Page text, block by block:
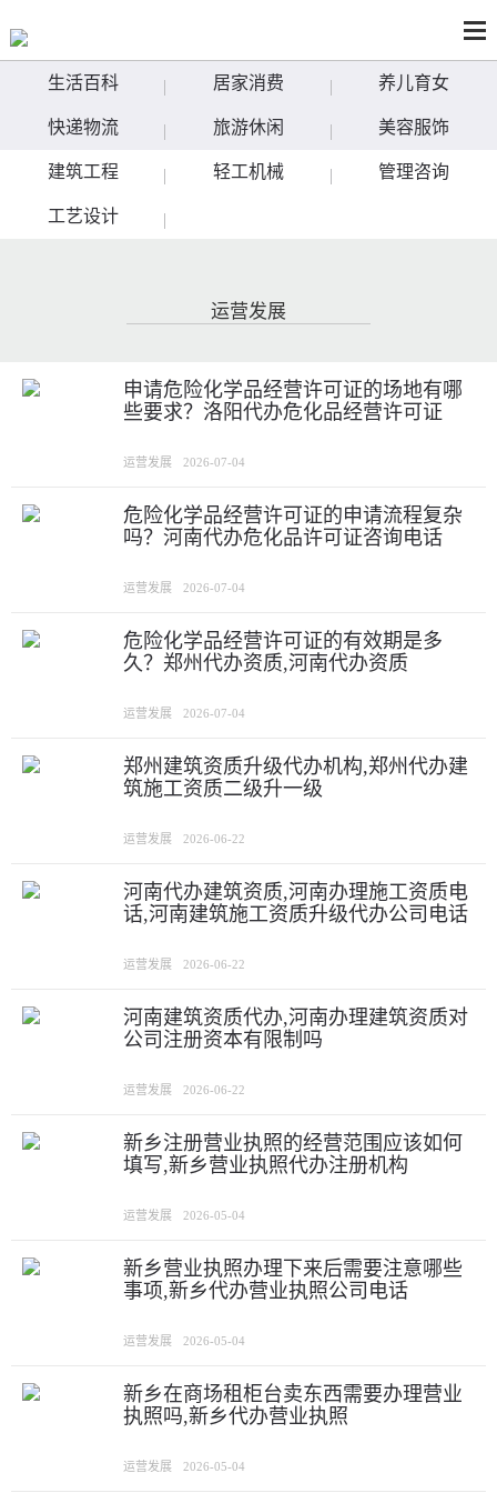
生活百科 居家消费 养儿育女
快递物流 旅游休闲 美容服饰
建筑工程 轻工机械 管理咨询
工艺设计
运营发展
申请危险化学品经营许可证的场地有哪
些要求？洛阳代办危化品经营许可证
运营发展 2026-07-04
危险化学品经营许可证的申请流程复杂
吗？河南代办危化品许可证咨询电话
运营发展 2026-07-04
危险化学品经营许可证的有效期是多
久？郑州代办资质,河南代办资质
运营发展 2026-07-04
郑州建筑资质升级代办机构,郑州代办建
筑施工资质二级升一级
运营发展 2026-06-22
河南代办建筑资质,河南办理施工资质电
话,河南建筑施工资质升级代办公司电话
运营发展 2026-06-22
河南建筑资质代办,河南办理建筑资质对
公司注册资本有限制吗
运营发展 2026-06-22
新乡注册营业执照的经营范围应该如何
填写,新乡营业执照代办注册机构
运营发展 2026-05-04
新乡营业执照办理下来后需要注意哪些
事项,新乡代办营业执照公司电话
运营发展 2026-05-04
新乡在商场租柜台卖东西需要办理营业
执照吗,新乡代办营业执照
运营发展 2026-05-04